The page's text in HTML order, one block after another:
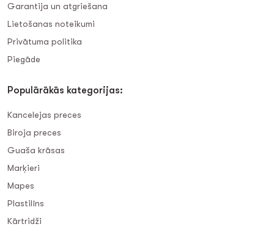
Garantija un atgriešana
Lietošanas noteikumi
Privātuma politika
Piegāde
Populārākās kategorijas:
Kancelejas preces
Biroja preces
Guaša krāsas
Marķieri
Mapes
Plastilīns
Kārtridži